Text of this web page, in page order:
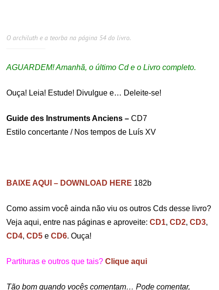
O archiluth e a teorba na página 54 do livro.
AGUARDEM! Amanhã, o último Cd e o Livro completo.
Ouça! Leia! Estude! Divulgue e… Deleite-se!
Guide des Instruments Anciens –CD7
Estilo concertante / Nos tempos de Luís XV
BAIXE AQUI – DOWNLOAD HERE 182b
Como assim você ainda não viu os outros Cds desse livro?
Veja aqui, entre nas páginas e aproveite:CD1,CD2,CD3,
CD4,CD5 eCD6. Ouça!
Partituras e outros que tais? Clique aqui
Tão bom quando vocês comentam… Pode comentar,